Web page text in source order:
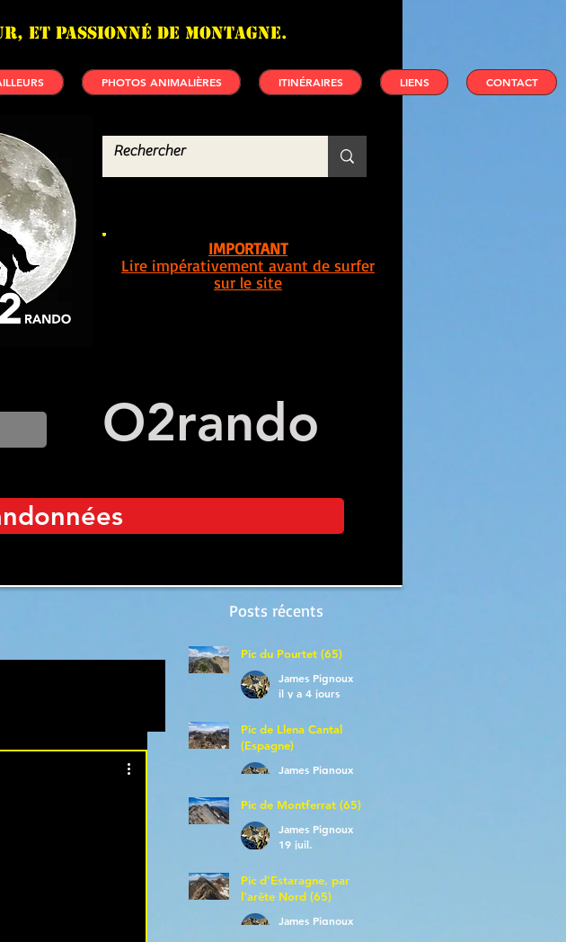
et passionné de montagne.
PHOTOS ANIMALIÈRES ITINÉRAIRES LIENS CONTACT
IMPORTANT
Lire impérativement avant de surfer
sur le site
O2rando
Posts récents
Pic du Pourtet (65)
James Pignoux
il y a 4 jours
Pic de Llena Cantal
(Espagne)
James Pignoux
Pic de Montferrat (65)
James Pignoux
19 juil.
Pic d'Estaragne, par
l'arête Nord (65)
James Pignoux